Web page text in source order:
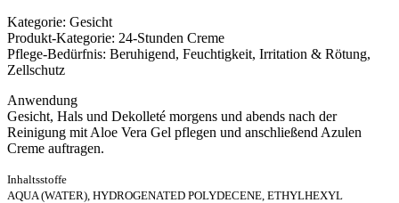
Kategorie: Gesicht
Produkt-Kategorie: 24-Stunden Creme
Pflege-Bedürfnis: Beruhigend, Feuchtigkeit, Irritation & Rötung,
Zellschutz
Anwendung
Gesicht, Hals und Dekolleté morgens und abends nach der
Reinigung mit Aloe Vera Gel pflegen und anschließend Azulen
Creme auftragen.
Inhaltsstoffe
AQUA (WATER), HYDROGENATED POLYDECENE, ETHYLHEXYL